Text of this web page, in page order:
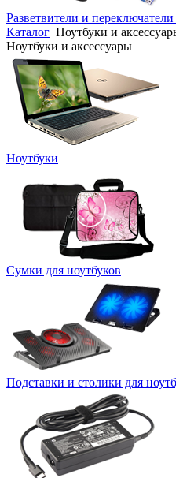
Разветвители и
Каталог Ноутбуки и
Ноутбуки и аксессуары
Ноутбуки
Сумки для ноутбуков
Подставки и столики для